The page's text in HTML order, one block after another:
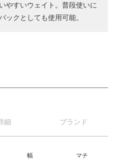
やすいウェイト。普段使いに
ックとしても使用可能。
細 ブランド
幅 マチ